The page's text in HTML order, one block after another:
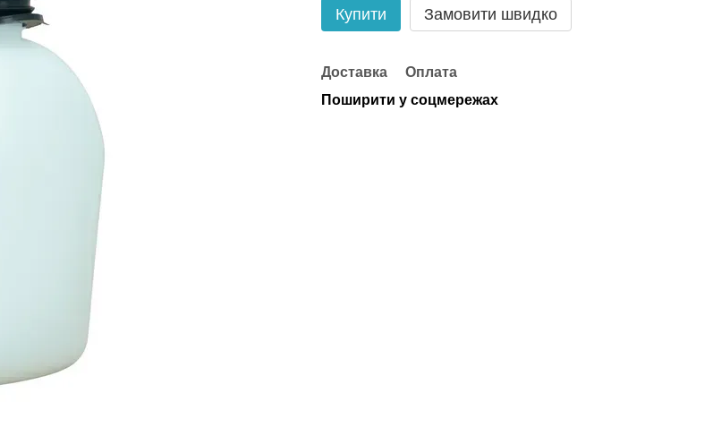
Купити Замовити швидко
Доставка
Оплата
Поширити у соцмережах